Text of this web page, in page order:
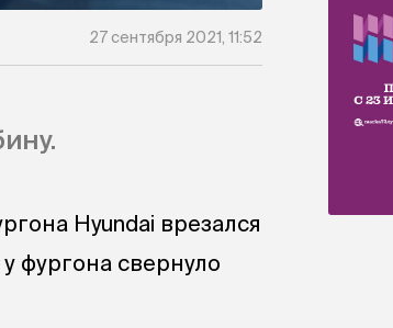
27 сентября 2021, 11:52
Hyundai врезался
фургона свернуло